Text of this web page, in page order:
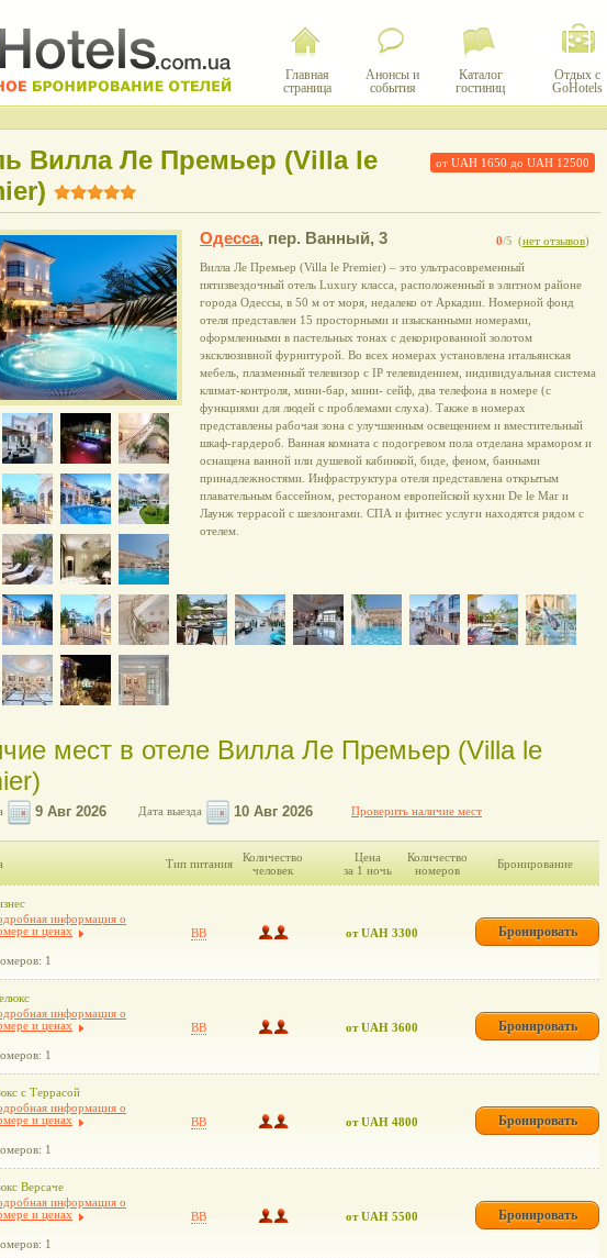
Главная
страница
Анонсы и
события
Каталог
гостиниц
Отдых с
GoHotels
от UAH 1650 до UAH 12500
Вилла Ле Премьер (Villa le
0/5 (нет отзывов)
Одесса, пер. Ванный, 3
Вилла Ле Премьер (Villa le Premier) – это ультрасовременный
пятизвездочный отель Luxury класса, расположенный в элитном районе
города Одессы, в 50 м от моря, недалеко от Аркадии. Номерной фонд
отеля представлен 15 просторными и изысканными номерами,
оформленными в пастельных тонах с декорированной золотом
эксклюзивной фурнитурой. Во всех номерах установлена итальянская
мебель, плазменный телевизор с IP телевидением, индивидуальная система
климат-контроля, мини-бар, мини- сейф, два телефона в номере (с
функциями для людей с проблемами слуха). Также в номерах
представлены рабочая зона с улучшенным освещением и вместительный
шкаф-гардероб. Ванная комната с подогревом пола отделана мрамором и
оснащена ванной или душевой кабинкой, биде, феном, банными
принадлежностями. Инфраструктура отеля представлена открытым
плавательным бассейном, рестораном европейской кухни De le Mar и
Лаунж террасой с шезлонгами. СПА и фитнес услуги находятся рядом с
отелем.
мест в отеле Вилла Ле Премьер (Villa le
Дата выезда Проверить наличие мест
Тип питания
Количество
человек
Цена
за 1 ночь
Количество
номеров
Бронирование
информация о
и ценах
1
BB от UAH 3300 Бронировать
информация о
и ценах
1
BB от UAH 3600 Бронировать
с Террасой
информация о
и ценах
1
BB от UAH 4800 Бронировать
Версаче
информация о
и ценах
1
BB от UAH 5500 Бронировать